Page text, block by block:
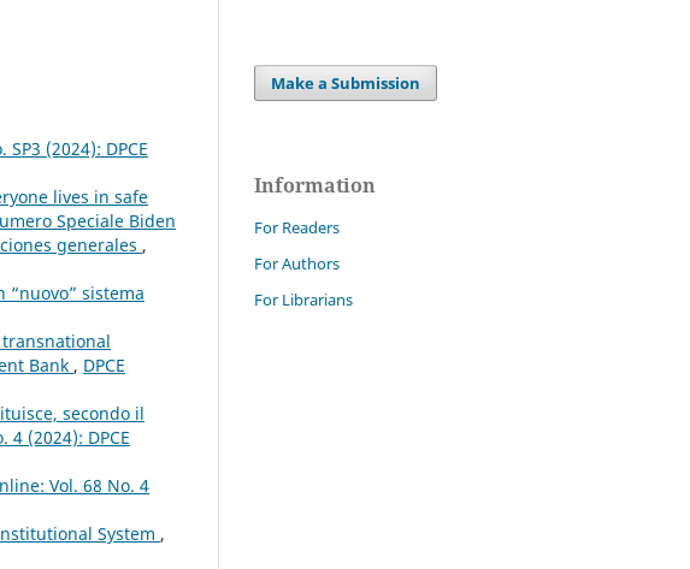
SP3 (2024): DPCE
lives in safe
Speciale Biden
generales ,
“nuovo” sistema
Bank , DPCE
secondo il
4 (2024): DPCE
Vol. 68 No. 4
System ,
Make a Submission
Information
For Readers
For Authors
For Librarians